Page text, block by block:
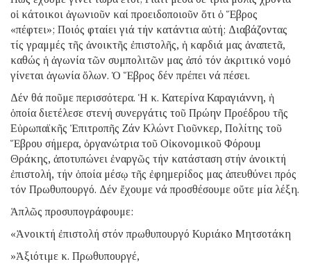
οἱ κάτοικοι ἀγωνιοῦν καί προειδοποιοῦν ὅτι ὁ Ἕβρος
«πέφτει»; Ποιός φταίει γιά τήν κατάντια αὐτή; Διαβάζοντας
τίς γραμμές τῆς ἀνοικτῆς ἐπιστολῆς, ἡ καρδιά μας ἀναπετᾶ,
καθώς ἡ ἀγωνία τῶν συμπολιτῶν μας ἀπό τόν ἀκριτικό νομό
γίνεται ἀγωνία ὅλων. Ὁ Ἕβρος δέν πρέπει νά πέσει.
Δέν θά ποῦμε περισσότερα. Ἡ κ. Κατερίνα Καραγιάννη, ἡ
ὁποία διετέλεσε στενή συνεργάτις τοῦ Πρώην Προέδρου τῆς
Εὐρωπαϊκῆς Ἐπιτροπῆς Ζάν Κλώντ Γιοῦνκερ, Πολίτης τοῦ
Ἕβρου σήμερα, ὀργανώτρια τοῦ Οἰκονομικοῦ Φόρουμ
Θράκης, ἀποτυπώνει ἐναργῶς τήν κατάσταση στήν ἀνοικτή
ἐπιστολή, τήν ὁποία μέσῳ τῆς ἐφημερίδος μας ἀπευθύνει πρός
τόν Πρωθυπουργό. Δέν ἔχουμε νά προσθέσουμε οὔτε μία λέξη.
Ἁπλῶς προσυπογράφουμε:
«Ἀνοικτή ἐπιστολή στόν πρωθυπουργό Κυριάκο Μητσοτάκη
»Ἀξιότιμε κ. Πρωθυπουργέ,